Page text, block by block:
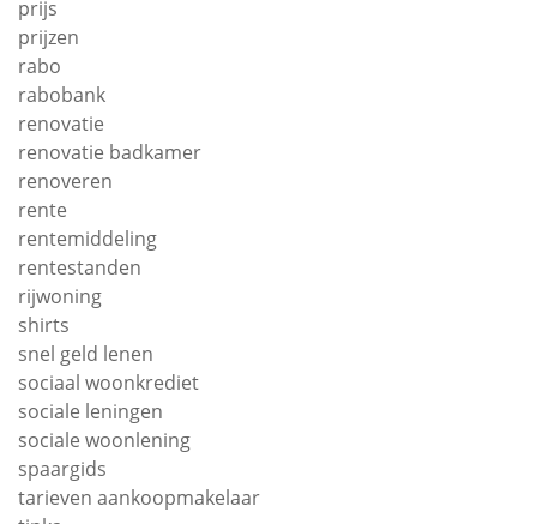
prijs
prijzen
rabo
rabobank
renovatie
renovatie badkamer
renoveren
rente
rentemiddeling
rentestanden
rijwoning
shirts
snel geld lenen
sociaal woonkrediet
sociale leningen
sociale woonlening
spaargids
tarieven aankoopmakelaar